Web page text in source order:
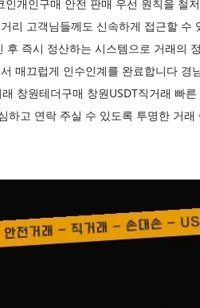
개인구매 안전 판매 우선 원칙을 철
리 고객님들께도 신속하게 접근할
후 즉시 정산하는 시스템으로 거래의
매끄럽게 인수인계를 완료합니다 경
창원테더구매 창원USDT직거래 빠
하고 연락 주실 수 있도록 투명한 거